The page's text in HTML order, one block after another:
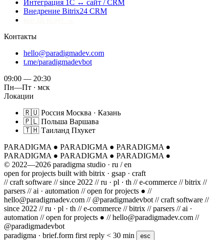
Интеграция 1С ↔ сайт / CRM
Внедрение Bitrix24 CRM
Контакты
hello@paradigmadev.com
t.me/paradigmadevbot
09:00 — 20:30
Пн—Пт · мск
Локации
🇷🇺 Россия Москва · Казань
🇵🇱 Польша Варшава
🇹🇭 Таиланд Пхукет
PARADIGMA ● PARADIGMA ● PARADIGMA ●
PARADIGMA ● PARADIGMA ● PARADIGMA ●
© 2022—2026 paradigma studio · ru / en
open for projects built with bitrix · gsap · craft
// craft software // since 2022 // ru · pl · th // e-commerce // bitrix //
parsers // ai · automation // open for projects ● //
hello@paradigmadev.com // @paradigmadevbot // craft software //
since 2022 // ru · pl · th // e-commerce // bitrix // parsers // ai ·
automation // open for projects ● // hello@paradigmadev.com //
@paradigmadevbot
paradigma · brief.form first reply < 30 min esc